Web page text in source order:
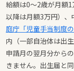
給額は0〜2歳が月額
以降は月額3万円）、
庭庁「児童手当制度の
内（一部自治体は出
申請月の翌月分から
きません。出生届と